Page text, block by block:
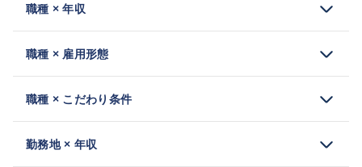
職種 × 年収
職種 × 雇用形態
職種 × こだわり条件
勤務地 × 年収